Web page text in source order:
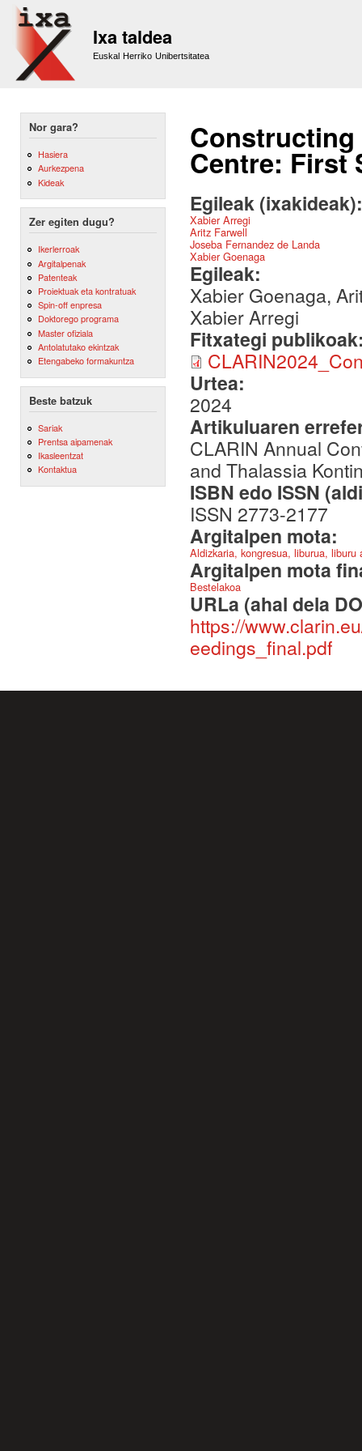
Ixa taldea
Euskal Herriko Unibertsitatea
Nor gara?
Hasiera
Aurkezpena
Kideak
Zer egiten dugu?
Ikerlerroak
Argitalpenak
Patenteak
Proiektuak eta kontratuak
Spin-off enpresa
Doktorego programa
Master ofiziala
Antolatutako ekintzak
Etengabeko formakuntza
Beste batzuk
Sariak
Prentsa aipamenak
Ikasleentzat
Kontaktua
Constructing
Centre: First
Egileak
Xabier Arregi
Aritz Farwell
Joseba Fernandez de Landa
Xabier Goenaga
Egileak:
Xabier Goenaga,
Xabier Arregi
Fitxategi
Urtea:
2024
Artikuluaren
CLARIN Annual
and Thalassia
ISBN edo ISSN
ISSN 2773-2177
Argitalpen mota:
Aldizkaria, kongresua, liburua,
Argitalpen mota
Bestelakoa
URLa (ahal dela
https://
eedings_final.pdf